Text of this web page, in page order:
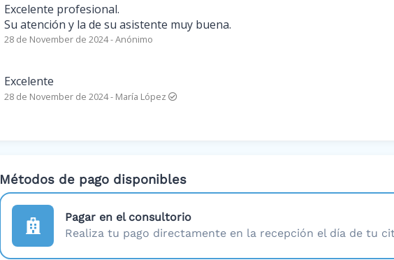
Excelente profesional.
Su atención y la de su asistente muy buena.
28 de November de 2024-Anónimo
Excelente
28 de November de 2024- María López
Métodos de pago disponibles
Pagar en el consultorio
Realiza tu pago directamente en la recepción el día de tu